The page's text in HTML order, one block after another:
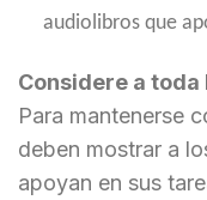
audiolibros que
Considere a toda
Para mantenerse
deben mostrar a
apoyan en sus